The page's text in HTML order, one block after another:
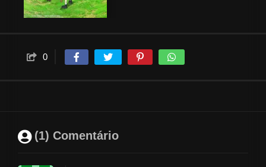
de Toto agora está a todo vapor
depois de finalmente partir em
uma comédia romântica da
0
(1) Comentário